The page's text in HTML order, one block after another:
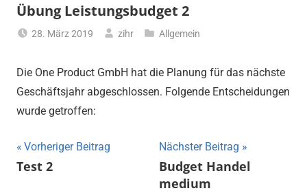
Übung Leistungsbudget 2
28. März 2019 zihr Allgemein
Die One Product GmbH hat die Planung für das nächste
Geschäftsjahr abgeschlossen. Folgende Entscheidungen
wurde getroffen:
Beitragsnavigation
Vorheriger Beitrag
Test 2
Nächster Beitrag
Budget Handel
medium